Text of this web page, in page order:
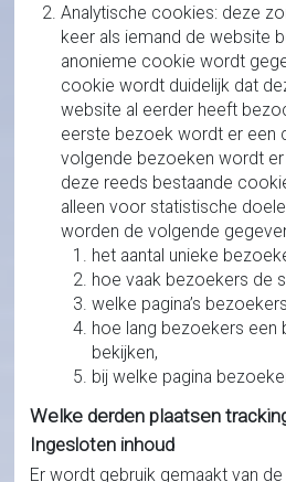
Analytische cookies: deze
keer als iemand de website
anonieme cookie wordt
cookie wordt duidelijk dat
website al eerder heeft
eerste bezoek wordt er een
volgende bezoeken wordt
deze reeds bestaande
alleen voor statistische
worden de volgende
het aantal unieke
hoe vaak bezoekers de
welke pagina’s
hoe lang bezoekers een
bekijken,
bij welke pagina
Welke derden plaatsen
Ingesloten inhoud
Er wordt gebruik gemaakt van